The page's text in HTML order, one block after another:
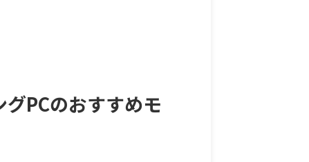
PCのおすすめモ